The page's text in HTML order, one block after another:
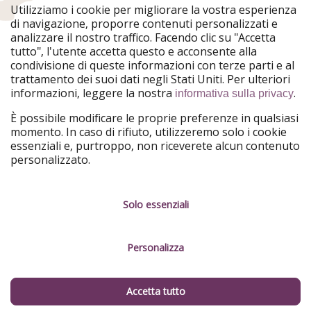
Ferienpiraten
Urlaubspiraten
Urlaubspiraten
ViajerosPiratas
TravelPirates
Il nostro gruppo
HolidayPirates Group
Conoscici meglio
Chi siamo
Lavora con noi
Cosa dicono di noi
Informazioni legali
Termini d' Uso
Utilizziamo i cookie per migliorare la vostra esperienza
di navigazione, proporre contenuti personalizzati e
analizzare il nostro traffico. Facendo clic su "Accetta
tutto", l'utente accetta questo e acconsente alla
condivisione di queste informazioni con terze parti e al
trattamento dei suoi dati negli Stati Uniti. Per ulteriori
informazioni, leggere la nostra informativa sulla privacy.
È possibile modificare le proprie preferenze in qualsiasi
momento. In caso di rifiuto, utilizzeremo solo i cookie
essenziali e, purtroppo, non riceverete alcun contenuto
personalizzato.
Solo essenziali
Personalizza
Accetta tutto